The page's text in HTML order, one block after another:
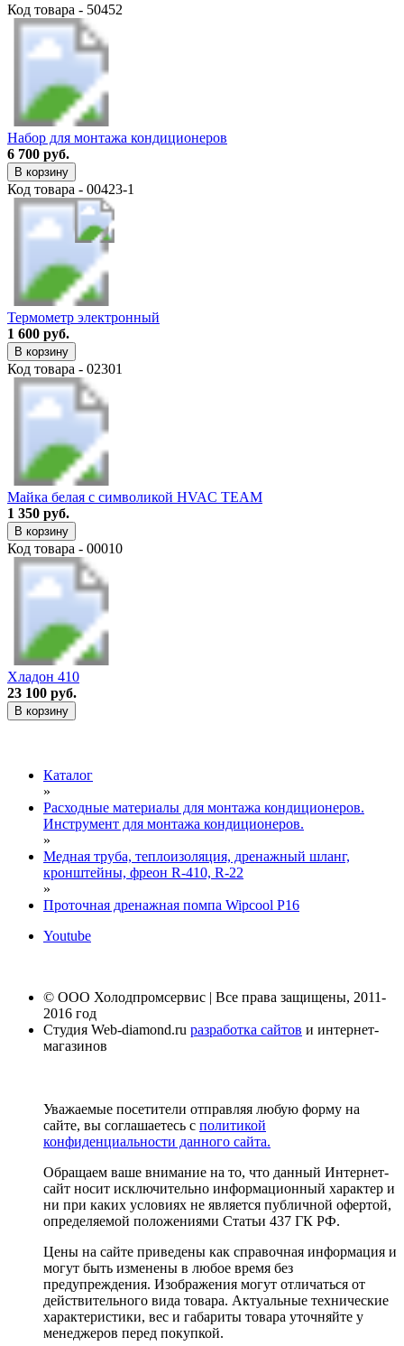
Код товара - 50452
Набор для монтажа кондиционеров
6 700 руб.
В корзину
Код товара - 00423-1
Термометр электронный
1 600 руб.
В корзину
Код товара - 02301
Майка белая с символикой HVAC TEAM
1 350 руб.
В корзину
Код товара - 00010
Хладон 410
23 100 руб.
В корзину
Каталог
»
Расходные материалы для монтажа кондиционеров.
Инструмент для монтажа кондиционеров.
»
Медная труба, теплоизоляция, дренажный шланг,
кронштейны, фреон R-410, R-22
»
Проточная дренажная помпа Wipcool Р16
Youtube
© ООО Холодпромсервис | Все права защищены, 2011-
2016 год
Студия Web-diamond.ru разработка сайтов и интернет-
магазинов
Уважаемые посетители отправляя любую форму на
сайте, вы соглашаетесь с политикой
конфиденциальности данного сайта.
Обращаем ваше внимание на то, что данный Интернет-
сайт носит исключительно информационный характер и
ни при каких условиях не является публичной офертой,
определяемой положениями Статьи 437 ГК РФ.
Цены на сайте приведены как справочная информация и
могут быть изменены в любое время без
предупреждения. Изображения могут отличаться от
действительного вида товара. Актуальные технические
характеристики, вес и габариты товара уточняйте у
менеджеров перед покупкой.